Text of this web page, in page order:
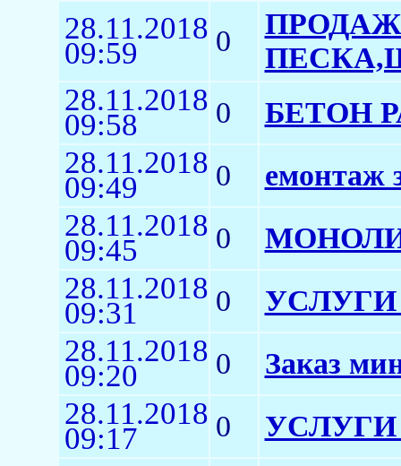
28.11.2018
09:59 0
28.11.2018
09:58 0 БЕТОН
28.11.2018
09:49 0 емонтаж
28.11.2018
09:45 0
28.11.2018
09:31 0
28.11.2018
09:20 0 Заказ
28.11.2018
09:17 0